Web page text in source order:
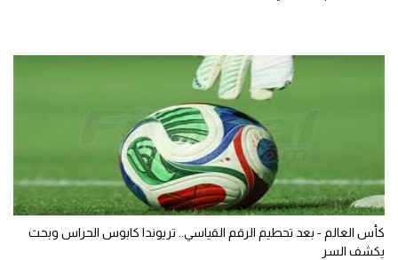
كأس العالم - بعد تحطيم الرقم القياسي.. تريوندا كابوس الحراس وبحث
يكشف السر